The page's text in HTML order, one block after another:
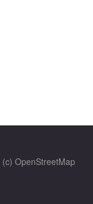
OpenStreetMap